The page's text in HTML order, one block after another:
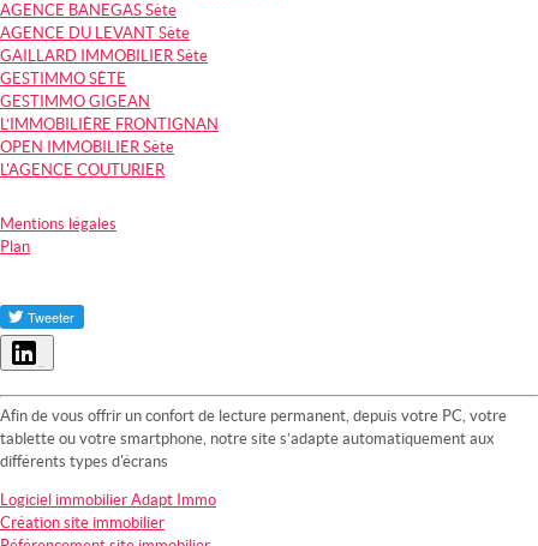
AGENCE BANEGAS Sète
AGENCE DU LEVANT Sète
GAILLARD IMMOBILIER Sète
GESTIMMO SÈTE
GESTIMMO GIGEAN
L’IMMOBILIÈRE FRONTIGNAN
OPEN IMMOBILIER Sète
L'AGENCE COUTURIER
Mentions légales
Plan
Afin de vous offrir un confort de lecture permanent, depuis votre PC, votre
tablette ou votre smartphone, notre site s’adapte automatiquement aux
différents types d'écrans
Logiciel immobilier Adapt Immo
Création site immobilier